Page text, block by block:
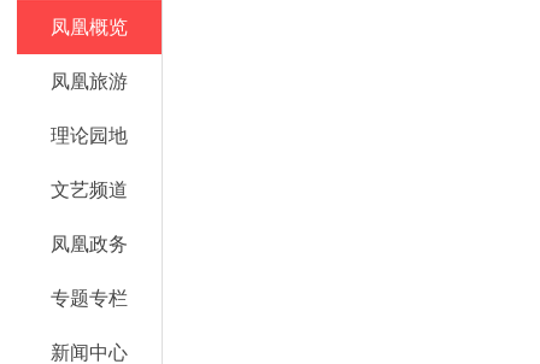
凤凰概览
凤凰旅游
理论园地
文艺频道
凤凰政务
专题专栏
新闻中心